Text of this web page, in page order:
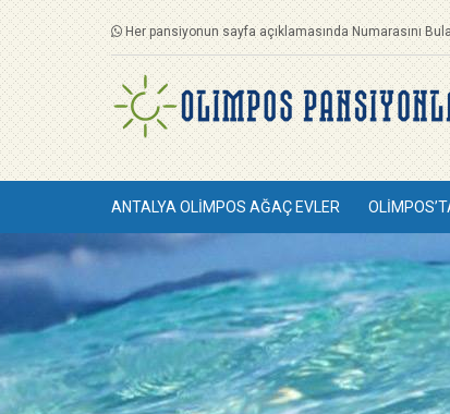
Her pansiyonun sayfa açıklamasında Numarasını
ANTALYA OLIMPOS AĞAÇ EVLER